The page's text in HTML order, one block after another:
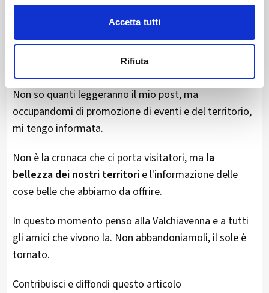
Accetta tutti
Rifiuta
attività commerciali aspettano per offrire e accettare
nuovamente
un sorriso che è venuto a mancare.
Non so quanti leggeranno il mio post, ma
occupandomi di promozione di eventi e del territorio,
mi tengo informata.
Non è la cronaca che ci porta visitatori, ma la
bellezza dei nostri territori e l'informazione delle
cose belle che abbiamo da offrire.
In questo momento penso alla Valchiavenna e a tutti
gli amici che vivono la. Non abbandoniamoli, il sole è
tornato.
Contribuisci e diffondi questo articolo